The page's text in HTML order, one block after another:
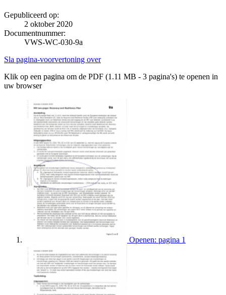
Gepubliceerd op:
2 oktober 2020
Documentnummer:
VWS-WC-030-9a
Sla pagina-voorvertoning over
Klik op een pagina om de PDF (1.11 MB - 3 pagina's) te openen in
uw browser
Openen: pagina 1